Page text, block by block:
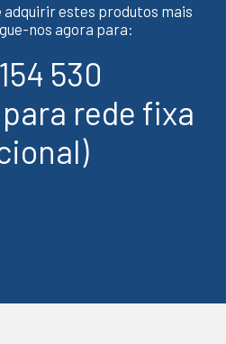
adquirir estes produtos mais
nos agora para:
530
rede fixa